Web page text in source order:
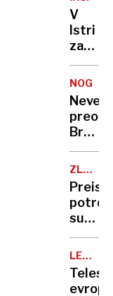
Novem
mestu
tudi
noto
V
Istri
začeli
rušiti
črne
med
od
za
do
V
JUDU
sume:
ovadili
Telesa